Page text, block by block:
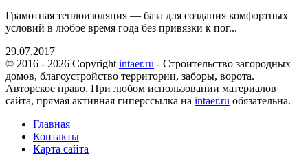
Грамотная теплоизоляция — база для создания комфортных
условий в любое время года без привязки к пог...
29.07.2017
© 2016 - 2026 Copyright intaer.ru - Cтроительство загородных
домов, благоустройство территории, заборы, ворота.
Авторское право. При любом использовании материалов
сайта, прямая активная гиперссылка на intaer.ru обязательна.
Главная
Контакты
Карта сайта